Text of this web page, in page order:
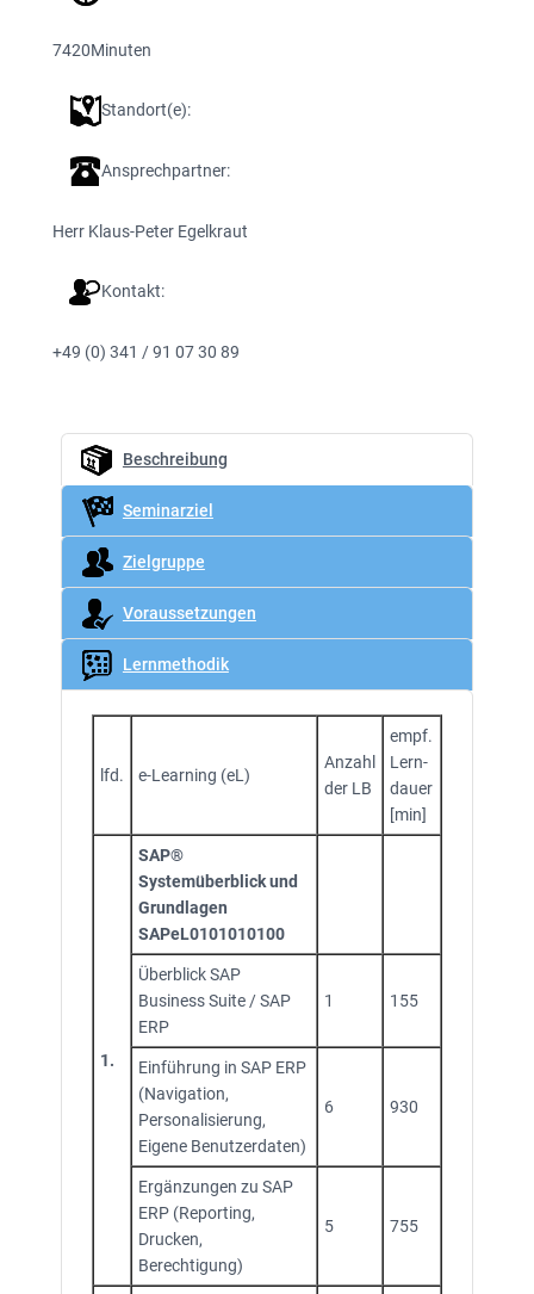
7420Minuten
Standort(e):
Ansprechpartner:
Herr Klaus-Peter Egelkraut
Kontakt:
+49 (0) 341 / 91 07 30 89
Beschreibung
Seminarziel
Zielgruppe
Voraussetzungen
Lernmethodik
lfd. e-Learning (eL)
Anzahl
der LB
empf.
Lern-
dauer
[min]
1.
SAP®
Systemüberblick und
Grundlagen
SAPeL0101010100
Überblick SAP
Business Suite / SAP
ERP
1 155
Einführung in SAP ERP
(Navigation,
Personalisierung,
Eigene Benutzerdaten)
6 930
Ergänzungen zu SAP
ERP (Reporting,
Drucken,
Berechtigung)
5 755